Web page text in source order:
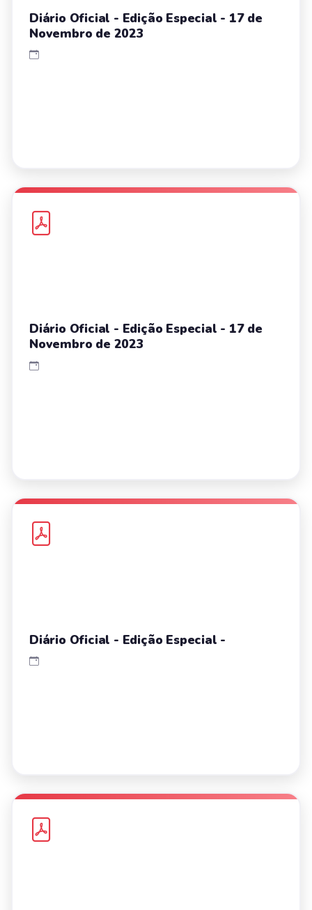
Diário Oficial - Edição Especial - 17 de
Novembro de 2023
Diário Oficial - Edição Especial - 17 de
Novembro de 2023
Diário Oficial - Edição Especial -